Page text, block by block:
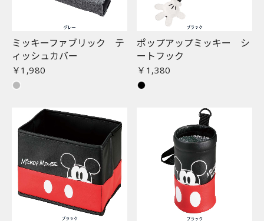
ミッキーファブリック テ
ィッシュカバー
￥1,980
ポップアップミッキー シ
ートフック
￥1,380